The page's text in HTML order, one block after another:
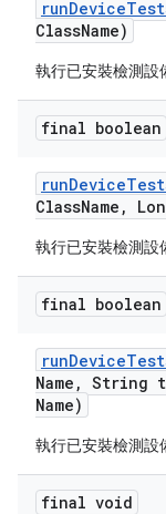
runDevice
ClassName)
執行已安裝檢測設
final boolean
runDevice
ClassName ,
執行已安裝檢測設
final boolean
runDevice
Name , String
Name)
執行已安裝檢測設
final void